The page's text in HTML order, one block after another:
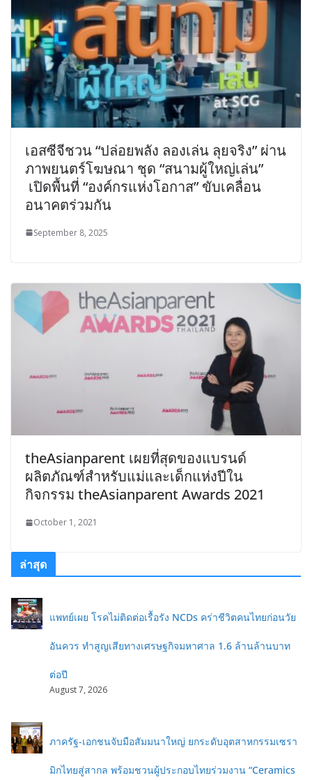
เอสซีจีชวน “ปล่อยพลัง ลองเล่น ลุยจริง” ผ่าน
ภาพยนตร์โฆษณา ชุด “สนามผู้ใหญ่เล่น”
เปิดพื้นที่ “องค์กรแห่งโอกาส” ขับเคลื่อน
อนาคตร่วมกัน
September 8, 2025
theAsianparent เผยที่สุดของแบรนด์
ผลิตภัณฑ์สำหรับแม่และเด็กแห่งปีใน
กิจกรรม theAsianparent Awards 2021
October 1, 2021
ล่าสุด
แพทย์เผย โรคไม่ติดต่อเรื้อรัง NCDs คร่าชีวิตคนไทยก่อนวัย
อันควร ทำสูญเสียทางเศรษฐกิจมหาศาล 1.6 ล้านล้านบาท
ต่อปี
August 7, 2026
ภาครัฐ-เอกชนจับมือสัมมนาใหญ่ ยกระดับอุตสาหกรรมเซรา
มิกไทยสู่สากล พร้อมชวนผู้ประกอบไทยร่วมงาน “Ceramics